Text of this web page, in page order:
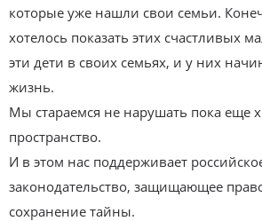
которые уже нашли свои семьи.
хотелось показать этих счастливых
эти дети в своих семьях, и у них
жизнь.
Мы стараемся не нарушать пока еще
пространство.
И в этом нас поддерживает
законодательство, защищающее
сохранение тайны.